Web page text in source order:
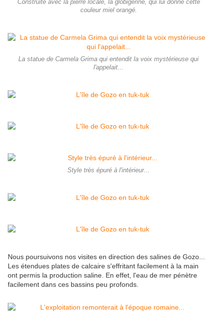
Construite avec la pierre locale, la globigérine, qui lui donne cette
couleur miel orangé.
La statue de Carmela Grima qui entendit la voix mystérieuse qui
l'appelait...
Style très épuré à l'intérieur...
Nous poursuivons nos visites en direction des salines de Gozo...
Les étendues plates de calcaire s'effritant facilement à la main
ont permis la production saline. En effet, l'eau de mer pénètre
facilement dans ces bassins peu profonds.